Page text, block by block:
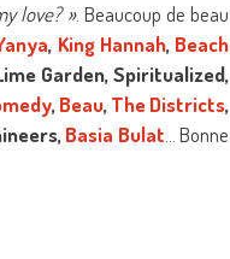
love? ». Beaucoup de beau
, King Hannah, Beach
Garden, Spiritualized,
, Beau, The Districts,
Basia Bulat … Bonne